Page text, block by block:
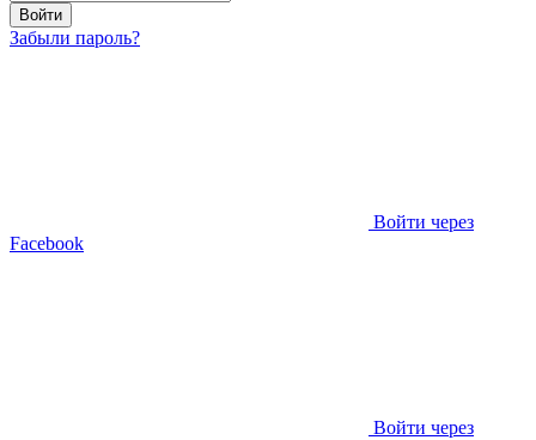
Войти
Забыли пароль?
Войти через
Facebook
Войти через